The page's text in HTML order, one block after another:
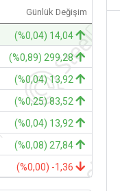
Günlük Değişim
(%0,04) 14,04
(%0,89) 299,28
(%0,04) 13,92
(%0,25) 83,52
(%0,04) 13,92
(%0,08) 27,84
(%0,00) -1,36